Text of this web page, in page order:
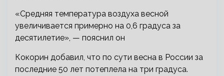
«Средняя температура воздуха весной
увеличивается примерно на 0,6 градуса за
десятилетие», — пояснил он
Кокорин добавил, что по сути весна в России за
последние 50 лет потеплела на три градуса.